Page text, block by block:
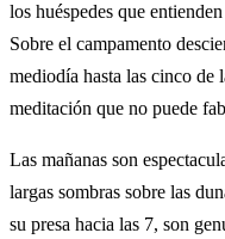
los huéspedes que
Sobre el campamento
mediodía hasta las cinco de
meditación que no puede
Las mañanas son
largas sombras sobre las
su presa hacia las 7, son